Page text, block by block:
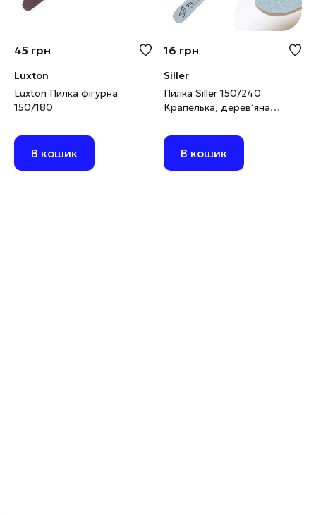
45 грн
Luxton
Luxton Пилка фігурна
150/180
В кошик
16 грн
Siller
Пилка Siller 150/240
Крапелька, дерев’яна
В кошик